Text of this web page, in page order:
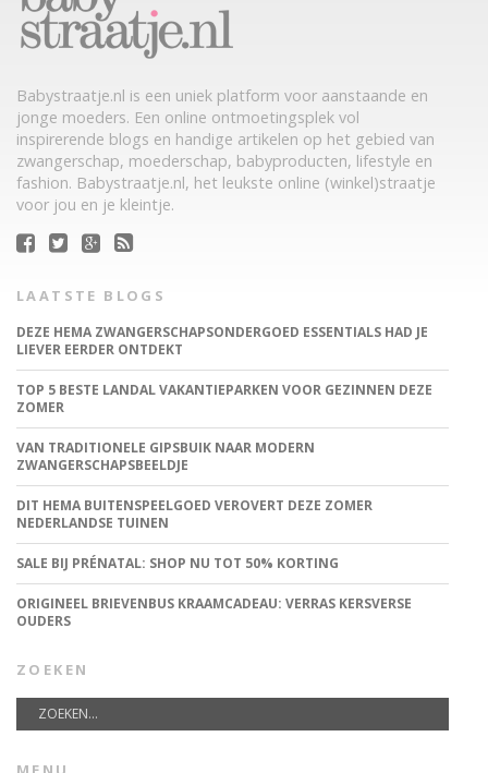
Babystraatje.nl is een uniek platform voor aanstaande en
jonge moeders. Een online ontmoetingsplek vol
inspirerende blogs en handige artikelen op het gebied van
zwangerschap, moederschap, babyproducten, lifestyle en
fashion. Babystraatje.nl, het leukste online (winkel)straatje
voor jou en je kleintje.
LAATSTE BLOGS
DEZE HEMA ZWANGERSCHAPSONDERGOED ESSENTIALS HAD JE
LIEVER EERDER ONTDEKT
TOP 5 BESTE LANDAL VAKANTIEPARKEN VOOR GEZINNEN DEZE
ZOMER
VAN TRADITIONELE GIPSBUIK NAAR MODERN
ZWANGERSCHAPSBEELDJE
DIT HEMA BUITENSPEELGOED VEROVERT DEZE ZOMER
NEDERLANDSE TUINEN
SALE BIJ PRÉNATAL: SHOP NU TOT 50% KORTING
ORIGINEEL BRIEVENBUS KRAAMCADEAU: VERRAS KERSVERSE
OUDERS
ZOEKEN